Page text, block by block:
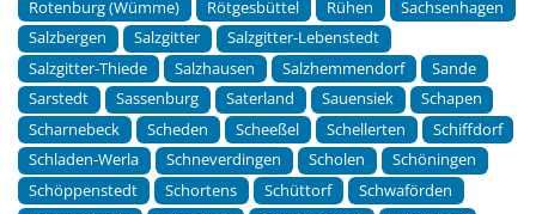
Rotenburg (Wümme)
Rötgesbüttel Rühen
Sachsenhagen
Salzbergen
Salzgitter
Salzgitter-Lebenstedt
Salzgitter-Thiede
Salzhausen Salzhemmendorf
Sande
Sarstedt
Sassenburg Saterland Sauensiek
Schapen
Scharnebeck
Scheden Scheeßel Schellerten
Schiffdorf
Schladen-Werla
Schneverdingen Scholen
Schöningen
Schöppenstedt
Schortens Schüttorf
Schwaförden